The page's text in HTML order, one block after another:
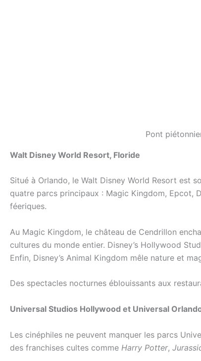
Pont
Walt Disney World Resort, Floride
Situé à Orlando, le Walt Disney World Resort est
quatre parcs principaux : Magic Kingdom, Epcot,
féeriques.
Au Magic Kingdom, le château de Cendrillon
cultures du monde entier. Disney’s Hollywood
Enfin, Disney’s Animal Kingdom mêle nature et
Des spectacles nocturnes éblouissants aux
Universal Studios Hollywood et Universal
Les cinéphiles ne peuvent manquer les parcs
des franchises cultes comme Harry Potter,